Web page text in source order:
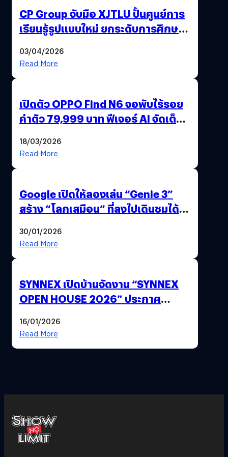
CP Group จับมือ XJTLU ปั้นศูนย์การ
เรียนรู้รูปแบบใหม่ ยกระดับการศึกษา
03/04/2026
Read More
เปิดตัว OPPO Find N6 จอพับไร้รอย
ค่าตัว 79,999 บาท ฟีเจอร์ AI จัดเต็ม
18/03/2026
Read More
Google เปิดให้ลองเล่น “Genie 3”
สร้าง “โลกเสมือน” ที่ลงไปเดินชมได้
30/01/2026
Read More
SYNNEX เปิดบ้านจัดงาน “SYNNEX
OPEN HOUSE 2026” ประกาศ
ได้ 53,000 ล้านบาท
16/01/2026
Read More